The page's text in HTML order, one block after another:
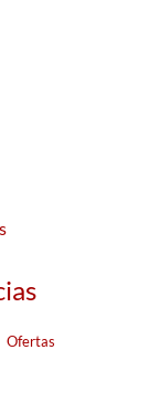
Ofertas